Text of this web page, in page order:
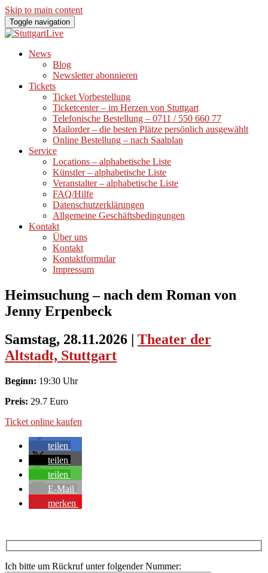
Skip to main content
Toggle navigation
News
Blog
Newsletter abonnieren
Tickets
Ticket Vorbestellung
Ticketcenter – im Herzen von Stuttgart
Telefonische Bestellung – 0711 / 550 660 77
Mailorder – die besten Plätze persönlich ausgewählt
Online Bestellung – nach Saalplan
Service
Locations – alphabetische Liste
Künstler – alphabetische Liste
Veranstalter – alphabetische Liste
FAQ/Hilfe
Datenschutzerklärungen
Allgemeine Geschäftsbedingungen
Kontakt
Über uns
Kontakt
Kontaktformular
Impressum
Heimsuchung – nach dem Roman von
Jenny Erpenbeck
Samstag, 28.11.2026 | Theater der
Altstadt, Stuttgart
Beginn: 19:30 Uhr
Preis: 29.7 Euro
Ticket online kaufen
teilen
teilen
teilen
E-Mail
merken
Ich bitte um Rückruf unter folgender Nummer: